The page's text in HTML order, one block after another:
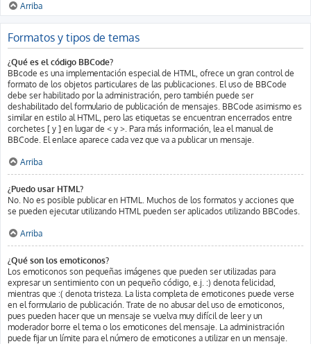
Arriba
Formatos y tipos de temas
¿Qué es el código BBCode?
BBcode es una implementación especial de HTML, ofrece un gran control de
formato de los objetos particulares de las publicaciones. El uso de BBCode
debe ser habilitado por la administración, pero también puede ser
deshabilitado del formulario de publicación de mensajes. BBCode asimismo es
similar en estilo al HTML, pero las etiquetas se encuentran encerrados entre
corchetes [ y ] en lugar de < y >. Para más información, lea el manual de
BBCode. El enlace aparece cada vez que va a publicar un mensaje.
Arriba
¿Puedo usar HTML?
No. No es posible publicar en HTML. Muchos de los formatos y acciones que
se pueden ejecutar utilizando HTML pueden ser aplicados utilizando BBCodes.
Arriba
¿Qué son los emoticonos?
Los emoticonos son pequeñas imágenes que pueden ser utilizadas para
expresar un sentimiento con un pequeño código, e.j. :) denota felicidad,
mientras que :( denota tristeza. La lista completa de emoticones puede verse
en el formulario de publicación. Trate de no abusar del uso de emoticonos,
pues pueden hacer que un mensaje se vuelva muy difícil de leer y un
moderador borre el tema o los emoticones del mensaje. La administración
puede fijar un límite para el número de emoticones a utilizar en un mensaje.